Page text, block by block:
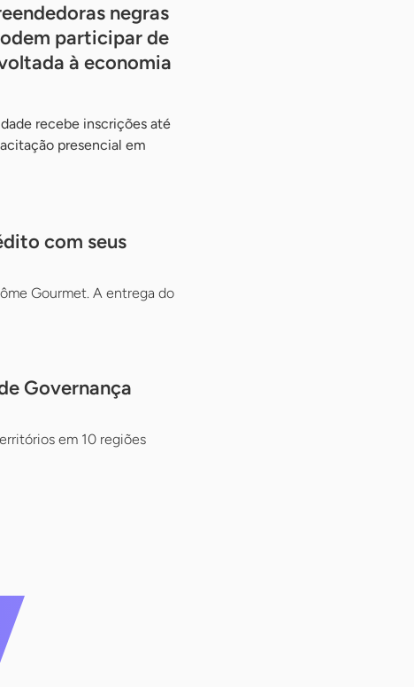
negras
participar de
à economia
recebe inscrições até
presencial em
com seus
Gourmet. A entrega do
Governança
em 10 regiões